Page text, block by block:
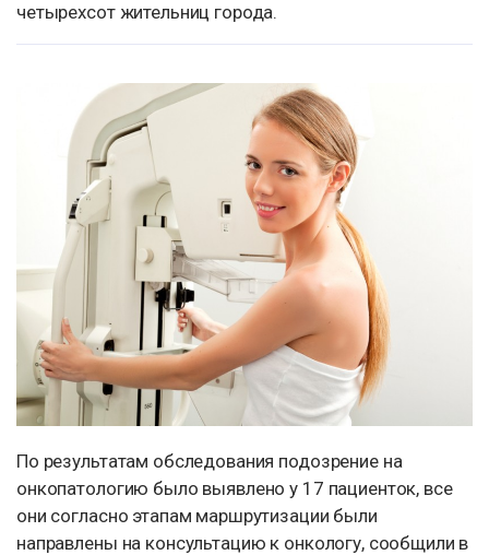
четырехсот жительниц города.
По результатам обследования подозрение на
онкопатологию было выявлено у 17 пациенток, все
они согласно этапам маршрутизации были
направлены на консультацию к онкологу, сообщили в